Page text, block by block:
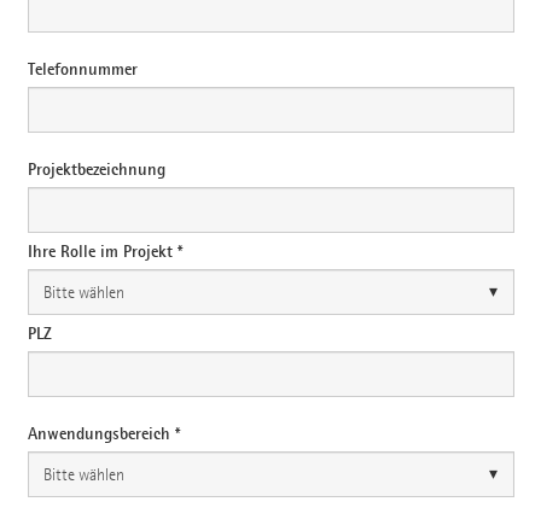
Telefonnummer
Projektbezeichnung
Ihre Rolle im Projekt *
PLZ
Anwendungsbereich *